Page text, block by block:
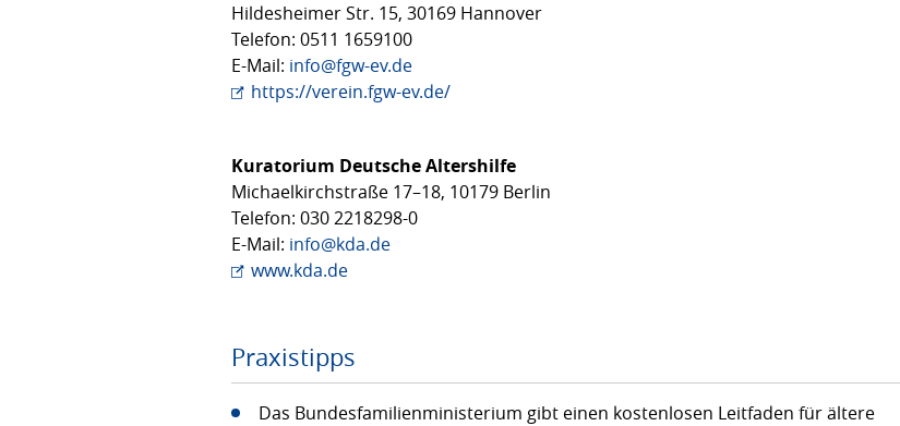
Hildesheimer Str. 15, 30169 Hannover
Telefon: 0511 1659100
E-Mail: info@fgw-ev.de
https://verein.fgw-ev.de/
Kuratorium Deutsche Altershilfe
Michaelkirchstraße 17–18, 10179 Berlin
Telefon: 030 2218298-0
E-Mail: info@kda.de
www.kda.de
Praxistipps
Das Bundesfamilienministerium gibt einen kostenlosen Leitfaden für ältere